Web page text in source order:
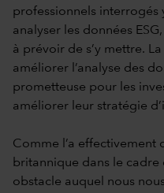
professionnels
analyser les données
à prévoir de s’y mettre.
améliorer l’analyse des
prometteuse pour les
améliorer leur stratégie
Comme l’a
britannique dans le cadre
obstacle auquel nous